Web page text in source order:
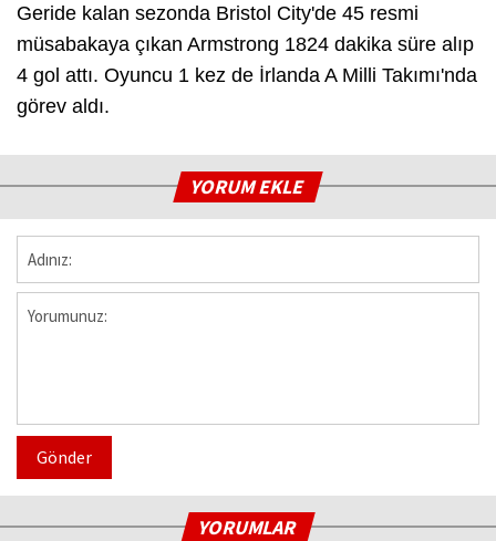
Geride kalan sezonda Bristol City'de 45 resmi
müsabakaya çıkan Armstrong 1824 dakika süre alıp
4 gol attı. Oyuncu 1 kez de İrlanda A Milli Takımı'nda
görev aldı.
YORUM EKLE
Gönder
YORUMLAR